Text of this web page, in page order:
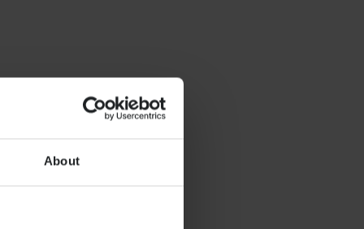
About